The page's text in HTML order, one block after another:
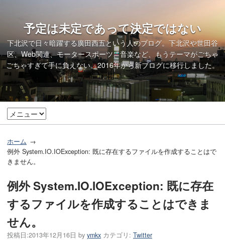
予定は未定であって決定ではない
下北沢で日々暗躍する廣田西五という人のブログ。下北沢や世田谷
区、Web関連、モータースポーツ、音楽など、もうテーマがごちゃ
ごちゃすぎて手に負えない。2016年から新ブログに移行しました。
ホーム
例外 System.IO.IOException: 既に存在するファイルを作成することはで
きません。
例外 System.IO.IOException: 既に存在
するファイルを作成することはできま
せん。
投稿日:2013年12月16日 by ymkx カテゴリ: Twitter